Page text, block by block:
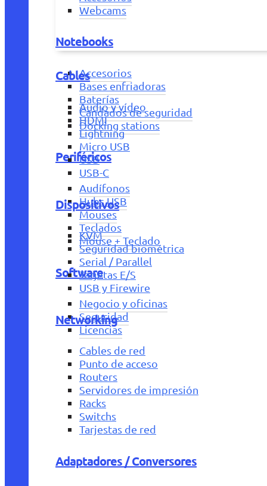
Webcams
Notebooks
Accesorios
Bases enfriadoras
Baterías
Candados de seguridad
Docking stations
Periféricos
Audífonos
Hubs USB
Mouses
Teclados
Mouse + Teclado
Software
Negocio y oficinas
Seguridad
Licencias
Cables
Audio y vídeo
HDMI
Lightning
Micro USB
USB
USB-C
Dispositivos
KVM
Seguridad biométrica
Serial / Parallel
Tarjetas E/S
USB y Firewire
Networking
Cables de red
Punto de acceso
Routers
Servidores de impresión
Racks
Switchs
Tarjestas de red
Adaptadores / Conversores